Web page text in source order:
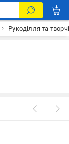
Рукоділля та